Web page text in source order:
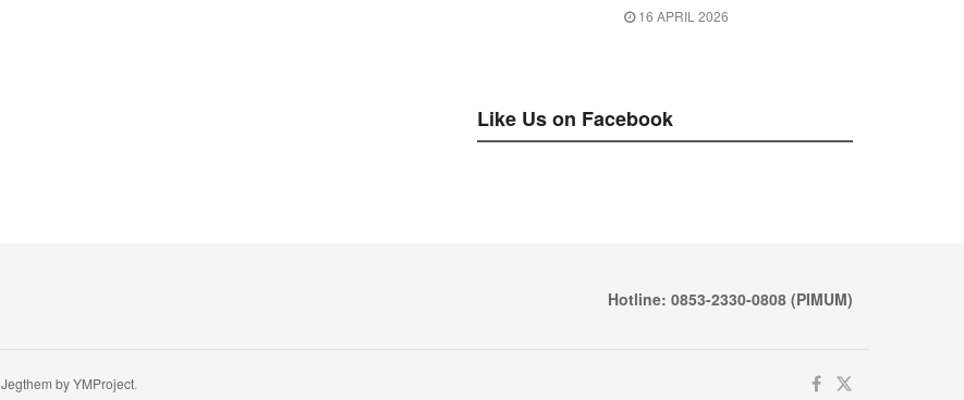
16 APRIL 2026
Like Us on Facebook
Hotline: 0853-2330-0808 (PIMUM)
Jegthem by YMProject